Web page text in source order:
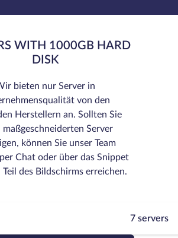
WITH 1000GB HARD
DISK
bieten nur Server in
von den
Herstellern an. Sollten Sie
maßgeschneiderten Server
können Sie unser Team
Chat oder über das Snippet
Teil des Bildschirms erreichen.
7 servers